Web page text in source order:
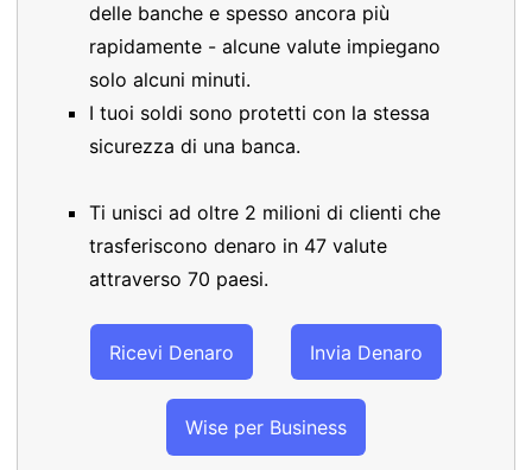
delle banche e spesso ancora più
rapidamente - alcune valute impiegano
solo alcuni minuti.
I tuoi soldi sono protetti con la stessa
sicurezza di una banca.
Ti unisci ad oltre 2 milioni di clienti che
trasferiscono denaro in 47 valute
attraverso 70 paesi.
Ricevi Denaro Invia Denaro
Wise per Business